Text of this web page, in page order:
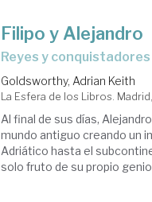
Filipo y Alejandro
reyes y conquistadores
Goldsworthy, Adrian Keith
La Esfera de los Libros.
Al final de sus días,
mundo antiguo creando un
Adriático hasta el
solo fruto de su propio